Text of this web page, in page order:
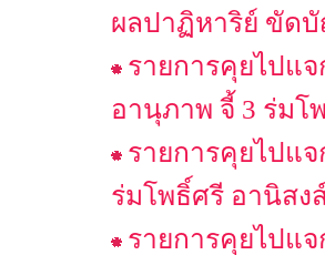
ผลปาฏิหาริย์ ขัด
รายการคุยไปแ
อานุภาพ จี้ 3 ร่มโ
รายการคุยไปแ
ร่มโพธิ์ศรี อานิส
รายการคุยไปแ